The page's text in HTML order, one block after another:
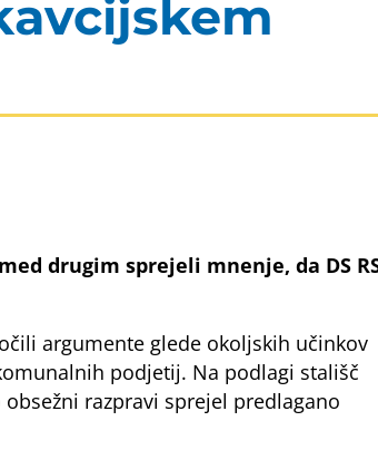
drugim sprejeli mnenje, da DS
argumente glede okoljskih učinkov
podjetij. Na podlagi stališč
razpravi sprejel predlagano